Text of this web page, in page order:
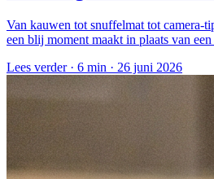
Van kauwen tot snuffelmat tot camera-
een blij moment maakt in plaats van een
Lees verder · 6 min · 26 juni 2026